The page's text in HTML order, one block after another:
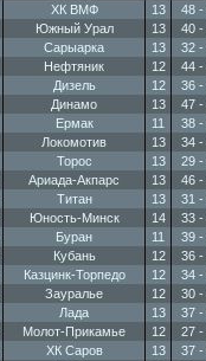
ХК ВМФ 13 48 -
Южный Урал 13 40 -
Сарыарка 13 32 -
Нефтяник 12 44 -
Дизель 12 36 -
Динамо 13 47 -
Ермак 11 38 -
Локомотив 13 34 -
Торос 13 29 -
Ариада-Акпарс 13 46 -
Титан 13 31 -
Юность-Минск 14 33 -
Буран 11 39 -
Кубань 12 36 -
Казцинк-Торпедо 12 34 -
Зауралье 12 30 -
Лада 13 37 -
Молот-Прикамье 12 27 -
ХК Саров 13 37 -